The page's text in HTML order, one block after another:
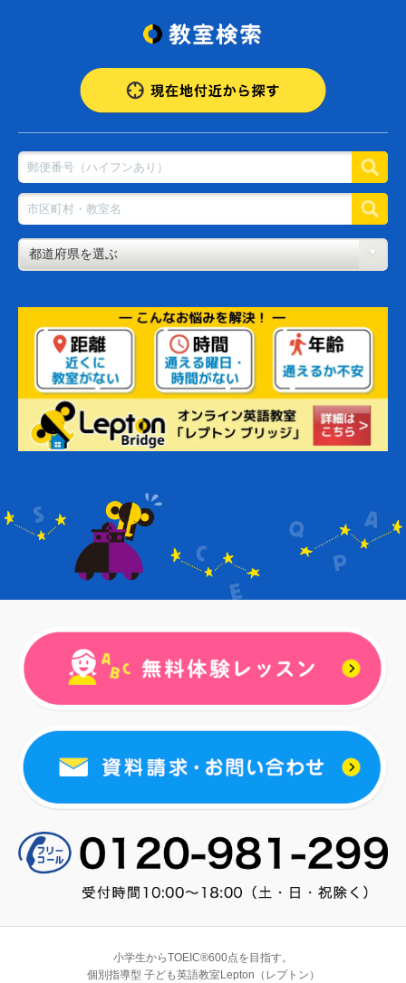
小学生からTOEIC®600点を目指す。
個別指導型 子ども英語教室Lepton（レプトン）